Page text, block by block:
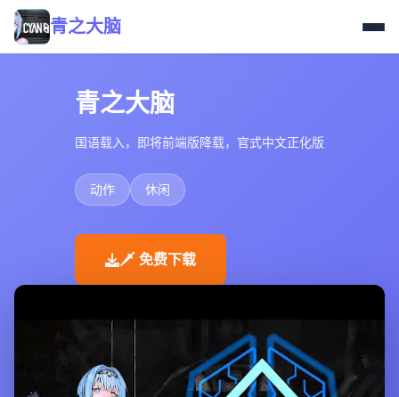
青之大脑
青之大脑
国语载入，即将前端版降载，官式中文正化版
动作 休闲
🗡️ 免费下载